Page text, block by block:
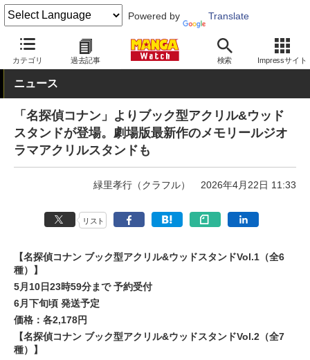
Powered by Translate
カテゴリ 過去記事 検索 Impressサイト
MANGA Watch グッズ
ニュース
「名探偵コナン」よりブック型アクリル&ウッド
スタンドが登場。劇場版最新作のメモリールジオ
ラマアクリルスタンドも
緑里孝行（クラフル） 2026年4月22日 11:33
リスト
【名探偵コナン ブック型アクリル&ウッドスタンドVol.1（全6
種）】
5月10日23時59分まで 予約受付
6月下旬頃 発送予定
価格：各2,178円
【名探偵コナン ブック型アクリル&ウッドスタンドVol.2（全7
種）】